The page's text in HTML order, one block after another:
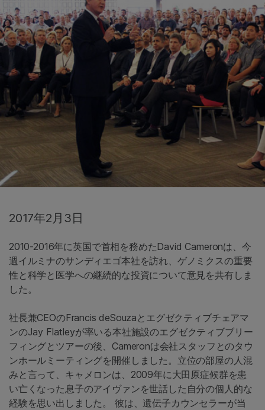
2017年2月3日
2010-2016年に英国で首相を務めたDavid Cameronは、今
週イルミナのサンディエゴ本社を訪れ、ゲノミクスの重要
性と科学と医学への継続的な投資について意見を共有しま
した。
社長兼CEOのFrancis deSouzaとエグゼクティブチェアマ
ンのJay Flatleyが率いる本社施設のエグゼクティブブリー
フィングとツアーの後、Cameronは会社スタッフとのタウ
ンホールミーティングを開催しました。立位の部屋の人混
みと言って、キャメロンは、2009年に大田原症候群を患
い亡くなった息子のアイヴァンを世話した自分の個人的な
経験を思い出しました。 彼は、遺伝子カウンセラーが当